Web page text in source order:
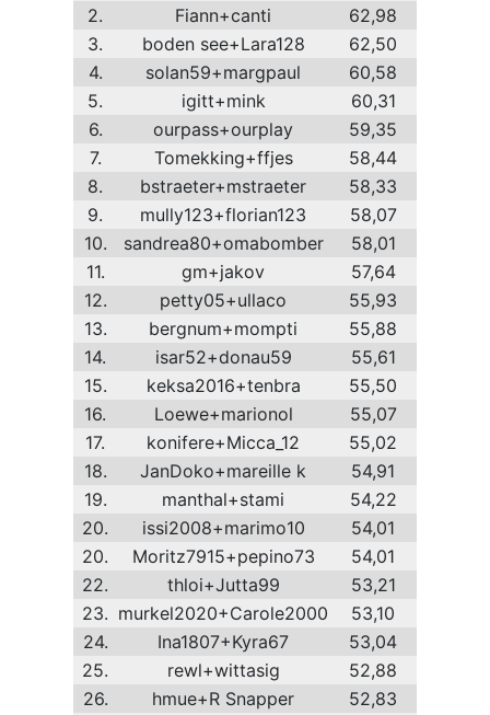
2.
Fiann+canti
62,98
3.
boden see+Lara128
62,50
4.
solan59+margpaul
60,58
5.
igitt+mink
60,31
6.
ourpass+ourplay
59,35
7.
Tomekking+ffjes
58,44
8.
bstraeter+mstraeter
58,33
9.
mully123+florian123
58,07
10.
sandrea80+omabomber
58,01
11.
gm+jakov
57,64
12.
petty05+ullaco
55,93
13.
bergnum+mompti
55,88
14.
isar52+donau59
55,61
15.
keksa2016+tenbra
55,50
16.
Loewe+marionol
55,07
17.
konifere+Micca_12
55,02
18.
JanDoko+mareille k
54,91
19.
manthal+stami
54,22
20.
issi2008+marimo10
54,01
20.
Moritz7915+pepino73
54,01
22.
thloi+Jutta99
53,21
23. murkel2020+Carole2000
53,10
24.
Ina1807+Kyra67
53,04
25.
rewl+wittasig
52,88
26.
hmue+R Snapper
52,83